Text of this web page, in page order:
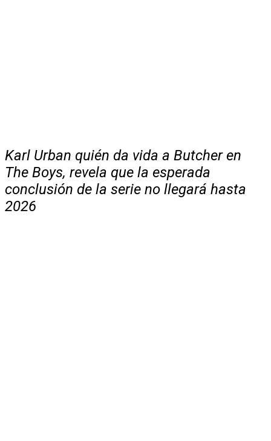
Karl Urban quién da vida a Butcher en
The Boys, revela que la esperada
conclusión de la serie no llegará hasta
2026